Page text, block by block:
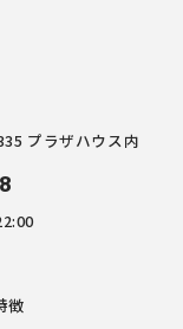
プラザハウス内
徴